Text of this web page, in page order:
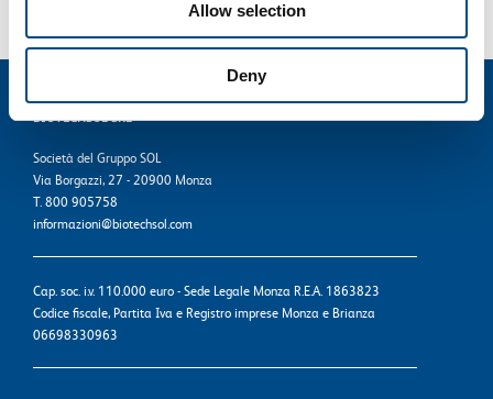
Allow selection
Deny
BIOTECHSOL SRL
Società del Gruppo SOL
Via Borgazzi, 27 - 20900 Monza
T. 800 905758
informazioni@biotechsol.com
Cap. soc. i.v. 110.000 euro - Sede Legale Monza R.E.A. 1863823
Codice fiscale, Partita Iva e Registro imprese Monza e Brianza
06698330963